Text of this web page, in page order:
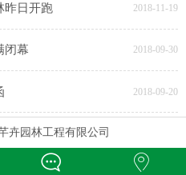
昨日开跑 2018-11-19
闭幕 2018-09-30
2018-09-20
卉园林工程有限公司